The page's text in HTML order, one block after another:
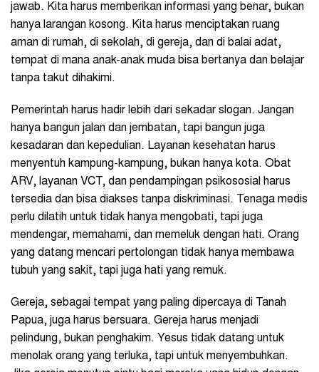
jawab. Kita harus memberikan informasi yang benar, bukan
hanya larangan kosong. Kita harus menciptakan ruang
aman di rumah, di sekolah, di gereja, dan di balai adat,
tempat di mana anak-anak muda bisa bertanya dan belajar
tanpa takut dihakimi.
Pemerintah harus hadir lebih dari sekadar slogan. Jangan
hanya bangun jalan dan jembatan, tapi bangun juga
kesadaran dan kepedulian. Layanan kesehatan harus
menyentuh kampung-kampung, bukan hanya kota. Obat
ARV, layanan VCT, dan pendampingan psikososial harus
tersedia dan bisa diakses tanpa diskriminasi. Tenaga medis
perlu dilatih untuk tidak hanya mengobati, tapi juga
mendengar, memahami, dan memeluk dengan hati. Orang
yang datang mencari pertolongan tidak hanya membawa
tubuh yang sakit, tapi juga hati yang remuk.
Gereja, sebagai tempat yang paling dipercaya di Tanah
Papua, juga harus bersuara. Gereja harus menjadi
pelindung, bukan penghakim. Yesus tidak datang untuk
menolak orang yang terluka, tapi untuk menyembuhkan.